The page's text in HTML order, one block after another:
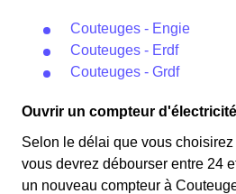
Couteuges - Engie
Couteuges - Erdf
Couteuges - Grdf
Ouvrir un compteur
Selon le délai que vous
vous devrez débourser entre 24
un nouveau compteur à